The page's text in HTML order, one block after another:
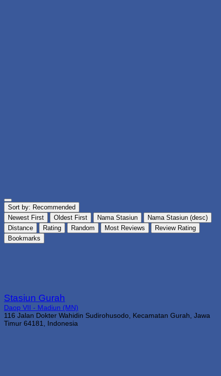
Sort by: Recommended
Newest First
Oldest First Nama Stasiun
Nama Stasiun (desc)
Distance
Rating Random Most Reviews
Review Rating
Bookmarks
Stasiun Gurah
Daop VII - Madiun (MN)
116 Jalan Dokter Wahidin Sudirohusodo, Kecamatan Gurah, Jawa
Timur 64181, Indonesia